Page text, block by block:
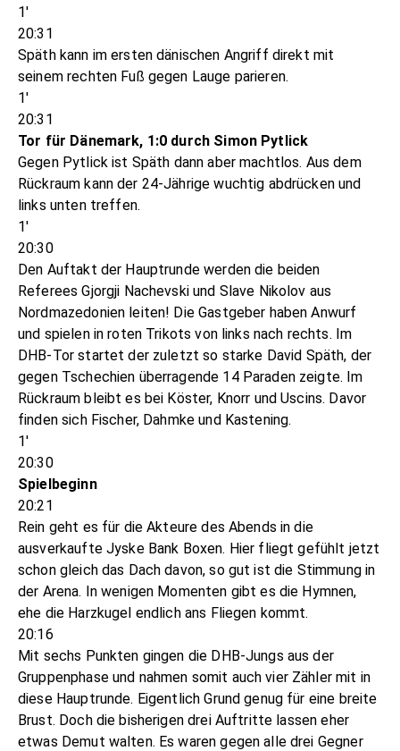
1'
20:31
Späth kann im ersten dänischen Angriff direkt mit
seinem rechten Fuß gegen Lauge parieren.
1'
20:31
Tor für Dänemark, 1:0 durch Simon Pytlick
Gegen Pytlick ist Späth dann aber machtlos. Aus dem
Rückraum kann der 24-Jährige wuchtig abdrücken und
links unten treffen.
1'
20:30
Den Auftakt der Hauptrunde werden die beiden
Referees Gjorgji Nachevski und Slave Nikolov aus
Nordmazedonien leiten! Die Gastgeber haben Anwurf
und spielen in roten Trikots von links nach rechts. Im
DHB-Tor startet der zuletzt so starke David Späth, der
gegen Tschechien überragende 14 Paraden zeigte. Im
Rückraum bleibt es bei Köster, Knorr und Uscins. Davor
finden sich Fischer, Dahmke und Kastening.
1'
20:30
Spielbeginn
20:21
Rein geht es für die Akteure des Abends in die
ausverkaufte Jyske Bank Boxen. Hier fliegt gefühlt jetzt
schon gleich das Dach davon, so gut ist die Stimmung in
der Arena. In wenigen Momenten gibt es die Hymnen,
ehe die Harzkugel endlich ans Fliegen kommt.
20:16
Mit sechs Punkten gingen die DHB-Jungs aus der
Gruppenphase und nahmen somit auch vier Zähler mit in
diese Hauptrunde. Eigentlich Grund genug für eine breite
Brust. Doch die bisherigen drei Auftritte lassen eher
etwas Demut walten. Es waren gegen alle drei Gegner